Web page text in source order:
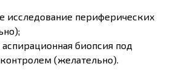
исследование периферических
биопсия под
(желательно).